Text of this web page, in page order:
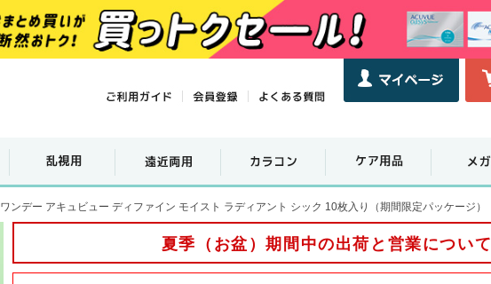
ワンデー アキュビュー ディファイン モイスト ラディアント シック 10枚入り（期間限定パッケージ）
夏季（お盆）期間中の出荷と営業について